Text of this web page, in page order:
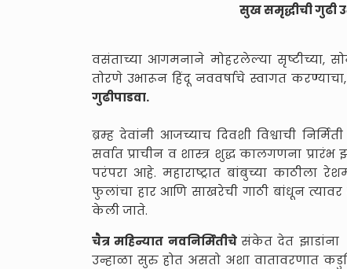
सुख समृद्धीची गुढी
वसंताच्या आगमनाने मोहरलेल्या सृष्टीच्या,
तोरणे उभारून हिंदू नववर्षाचे स्वागत
गुढीपाडवा.
ब्रम्ह देवांनी आजच्याच दिवशी विश्वाची
सर्वात प्राचीन व शास्त्र शुद्ध कालगणना
परंपरा आहे. महाराष्ट्रात बांबुच्या काठीला
फुलांचा हार आणि साखरेची गाठी बांधून
केली जाते.
चैत्र महिन्यात नवनिर्मितीचे संकेत देत झाडांना
उन्हाळा सुरु होत असतो अशा वातावरणात